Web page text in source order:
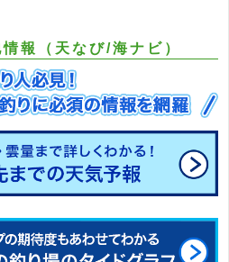
報（天なび/海ナビ）